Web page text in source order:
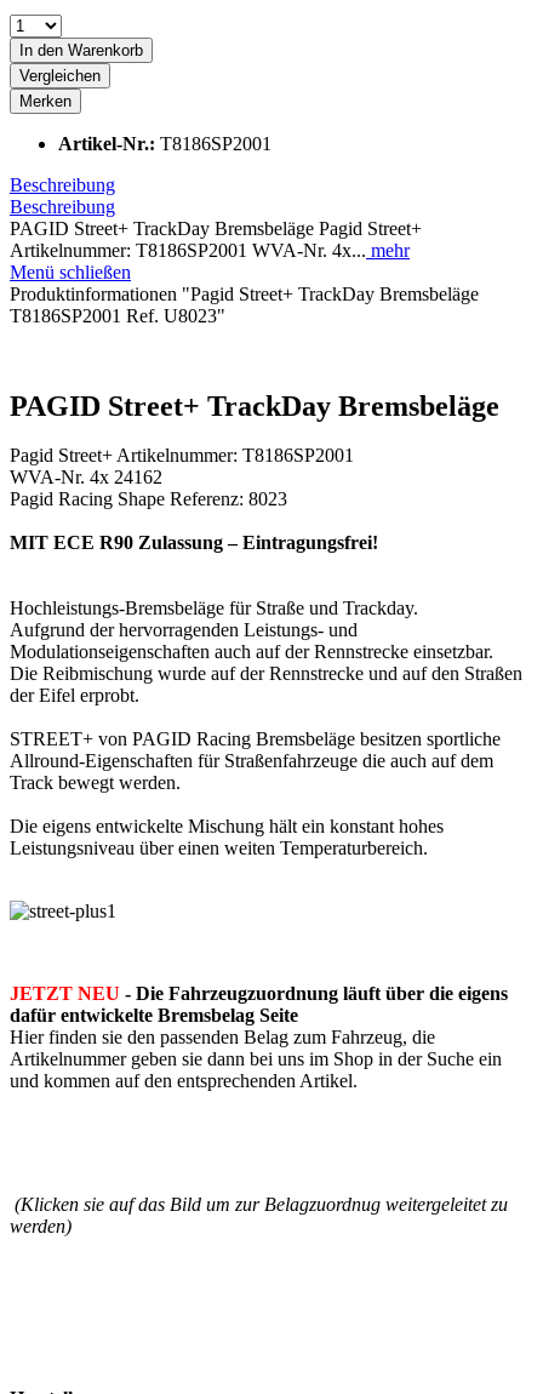
In den Warenkorb
Vergleichen
Merken
Artikel-Nr.: T8186SP2001
Beschreibung
Beschreibung
PAGID Street+ TrackDay Bremsbeläge Pagid Street+
Artikelnummer: T8186SP2001 WVA-Nr. 4x... mehr
Menü schließen
Produktinformationen "Pagid Street+ TrackDay Bremsbeläge
T8186SP2001 Ref. U8023"
PAGID Street+ TrackDay Bremsbeläge
Pagid Street+ Artikelnummer: T8186SP2001
WVA-Nr. 4x 24162
Pagid Racing Shape Referenz: 8023
MIT ECE R90 Zulassung – Eintragungsfrei!
Hochleistungs-Bremsbeläge für Straße und Trackday.
Aufgrund der hervorragenden Leistungs- und
Modulationseigenschaften auch auf der Rennstrecke einsetzbar.
Die Reibmischung wurde auf der Rennstrecke und auf den Straßen
der Eifel erprobt.
STREET+ von PAGID Racing Bremsbeläge besitzen sportliche
Allround-Eigenschaften für Straßenfahrzeuge die auch auf dem
Track bewegt werden.
Die eigens entwickelte Mischung hält ein konstant hohes
Leistungsniveau über einen weiten Temperaturbereich.
JETZT NEU - Die Fahrzeugzuordnung läuft über die eigens
dafür entwickelte Bremsbelag Seite
Hier finden sie den passenden Belag zum Fahrzeug, die
Artikelnummer geben sie dann bei uns im Shop in der Suche ein
und kommen auf den entsprechenden Artikel.
(Klicken sie auf das Bild um zur Belagzuordnug weitergeleitet zu
werden)